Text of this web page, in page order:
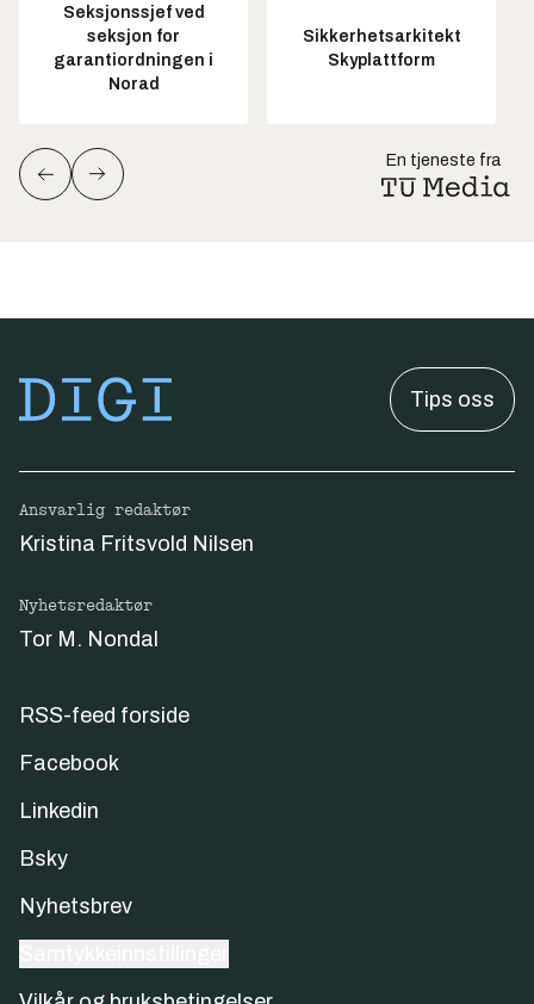
Seksjonssjef ved
seksjon for
garantiordningen i
Norad
Sikkerhetsarkitekt
Skyplattform
En tjeneste fra
Tips oss
Ansvarlig redaktør
Kristina Fritsvold Nilsen
Nyhetsredaktør
Tor M. Nondal
RSS-feed forside
Facebook
Linkedin
Bsky
Nyhetsbrev